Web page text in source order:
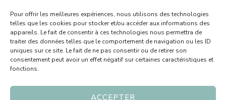
Pour offrir les meilleures expériences, nous utilisons des technologies
telles que les cookies pour stocker et/ou accéder aux informations des
appareils. Le fait de consentir à ces technologies nous permettra de
traiter des données telles que le comportement de navigation ou les ID
uniques sur ce site. Le fait de ne pas consentir ou de retirer son
consentement peut avoir un effet négatif sur certaines caractéristiques et
fonctions.
ACCEPTER